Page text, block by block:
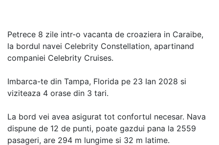
Petrece 8 zile intr-o vacanta de croaziera in Caraibe,
la bordul navei Celebrity Constellation, apartinand
companiei Celebrity Cruises.
Imbarca-te din Tampa, Florida pe 23 Ian 2028 si
viziteaza 4 orase din 3 tari.
La bord vei avea asigurat tot confortul necesar. Nava
dispune de 12 de punti, poate gazdui pana la 2559
pasageri, are 294 m lungime si 32 m latime.